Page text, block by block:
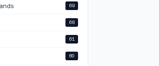
69
68
61
60